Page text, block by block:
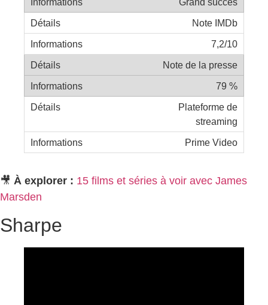
Note IMDb
7,2/10
Note de la presse
79 %
Plateforme de
streaming
Prime Video
🎥 À explorer : 15 films et séries à voir avec James
Marsden
Sharpe